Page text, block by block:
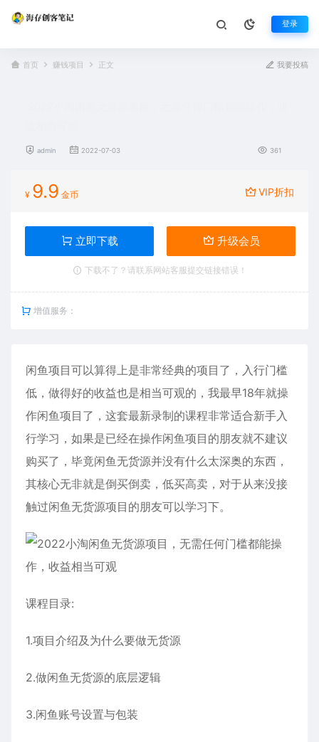
登录
首页 赚钱项目 正文 我要投稿
admin 2022-07-03 361
¥ 9.9 金币 VIP折扣
立即下载 升级会员
下载不了？请联系网站客服提交链接错误！
增值服务：
闲鱼项目可以算得上是非常经典的项目了，入行门槛
低，做得好的收益也是相当可观的，我最早18年就操
作闲鱼项目了，这套最新录制的课程非常适合新手入
行学习，如果是已经在操作闲鱼项目的朋友就不建议
购买了，毕竟闲鱼无货源并没有什么太深奥的东西，
其核心无非就是倒买倒卖，低买高卖，对于从来没接
触过闲鱼无货源项目的朋友可以学习下。
课程目录:
1.项目介绍及为什么要做无货源
2.做闲鱼无货源的底层逻辑
3.闲鱼账号设置与包装